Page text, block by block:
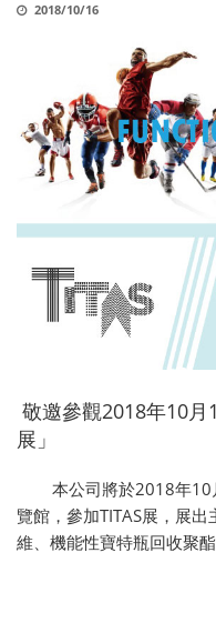
2018/10/16
敬邀參觀2018年10月
展」
本公司將於2018年10
覽館，參加TITAS展，展
維、機能性寶特瓶回收聚